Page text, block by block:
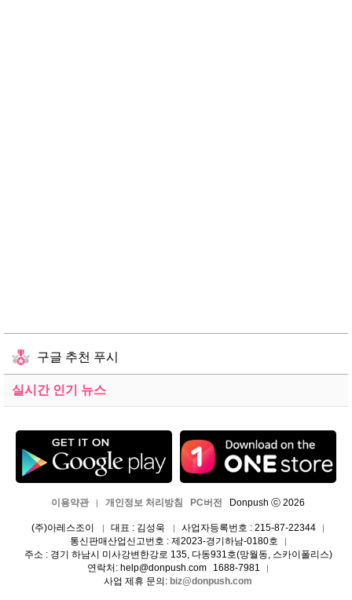
구글 추천 푸시
실시간 인기 뉴스
이용약관 개인정보 처리방침 PC버전 Donpush ⓒ 2026
(주)아레스조이 대표 : 김성욱 사업자등록번호 : 215-87-22344
통신판매산업신고번호 : 제2023-경기하남-0180호
주소 : 경기 하남시 미사강변한강로 135, 다동931호(망월동, 스카이폴리스)
연락처: help@donpush.com
1688-7981
사업 제휴 문의: biz@donpush.com